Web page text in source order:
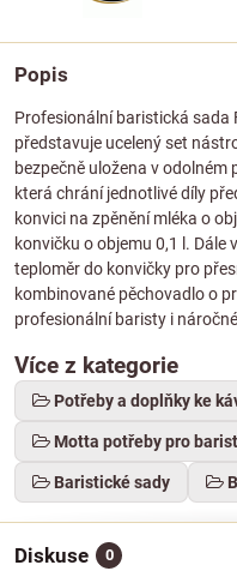
Popis
Profesionální baristická sada
představuje ucelený set
bezpečně uložena v
která chrání jednotlivé díly
konvici na zpěnění mléka o
konvičku o objemu 0,1 l. Dále
teploměr do konvičky pro
kombinované pěchovadlo o
profesionální baristy i
Více z kategorie
Potřeby a doplňky ke
Motta potřeby pro
Baristické sady
Diskuse 0